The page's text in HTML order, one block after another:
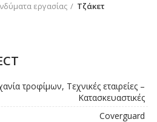
εργασίας Τζάκετ
τροφίμων, Τεχνικές εταιρείες –
Κατασκευαστικές
Coverguard